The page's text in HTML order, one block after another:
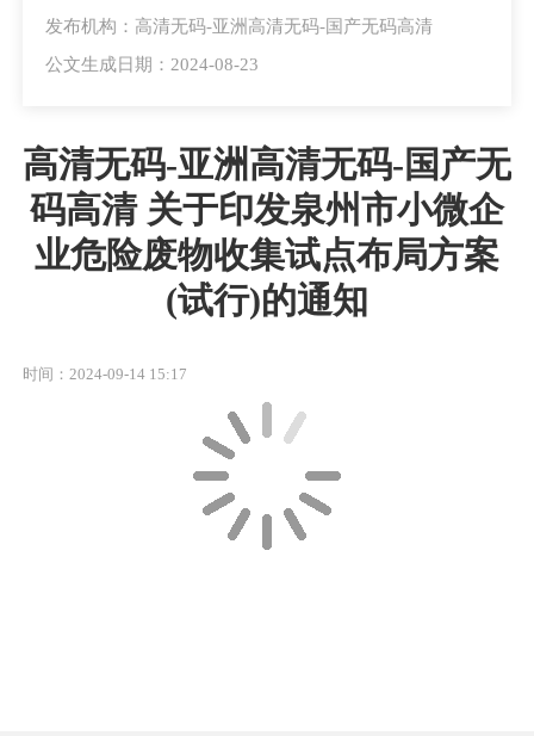
发布机构：高清无码-亚洲高清无码-国产无码高清
公文生成日期：2024-08-23
高清无码-亚洲高清无码-国产无
码高清 关于印发泉州市小微企
业危险废物收集试点布局方案
(试行)的通知
时间：2024-09-14 15:17